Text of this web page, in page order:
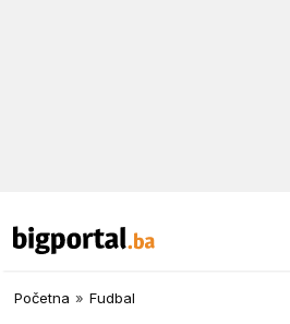
Početna » Fudbal